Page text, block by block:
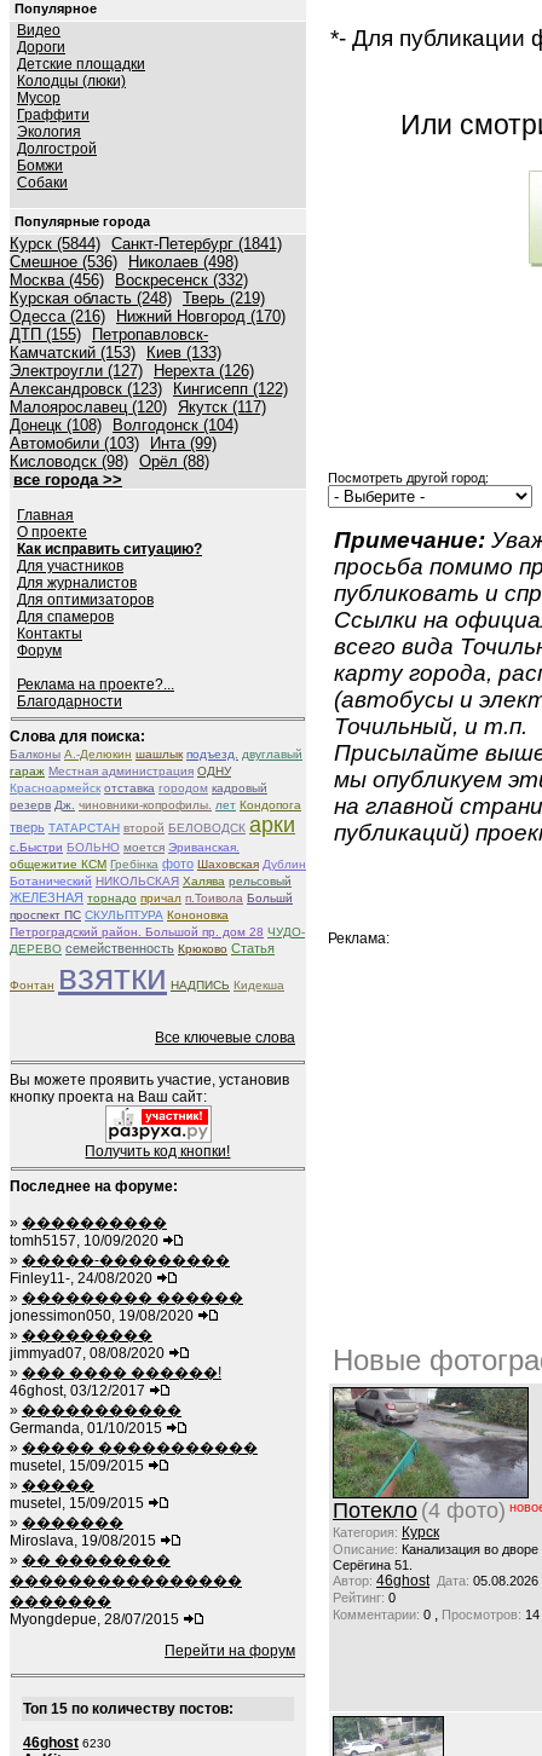
Популярное
Видео
Дороги
Детские площадки
Колодцы (люки)
Мусор
Граффити
Экология
Долгострой
Бомжи
Собаки
Популярные города
Курск (5844) Санкт-Петербург (1841)
Смешное (536)
Николаев (498)
Москва (456)
Воскресенск (332)
Курская область (248) Тверь (219)
Одесса (216)
Нижний Новгород (170)
ДТП (155)
Петропавловск-
Камчатский (153)
Киев (133)
Электроугли (127)
Нерехта (126)
Александровск (123)
Кингисепп (122)
Малоярославец (120) Якутск (117)
Донецк (108)
Волгодонск (104)
Автомобили (103)
Инта (99)
Кисловодск (98) Орёл (88)
все города >>
Главная
О проекте
Как исправить ситуацию?
Для участников
Для журналистов
Для оптимизаторов
Для спамеров
Контакты
Форум
Реклама на проекте?...
Благодарности
Слова для поиска:
Балконы А.-Делюкин шашлык подъезд.
двуглавый
гараж Местная администрация ОДНУ
Красноармейск отставка городом кадровый
резерв Дж. чиновники-копрофилы. лет Кондопога
тверь ТАТАРСТАН второй БЕЛОВОДСК арки
с.Быстри БОЛЬНО моется Эриванская.
общежитие КСМ Гребінка фото Шаховская Дублин
Ботанический НИКОЛЬСКАЯ Халява рельсовый
ЖЕЛЕЗНАЯ торнадо причал п.Тоивола Большй
проспект ПС СКУЛЬПТУРА Кононовка
Петроградский район. Большой пр. дом 28 ЧУДО-
ДЕРЕВО семейственность Крюково Статья
Фонтан взятки НАДПИСЬ Кидекша
Все ключевые слова
Вы можете проявить участие, установив
кнопку проекта на Ваш сайт:
Получить код кнопки!
Последнее на форуме:
» ����������
tomh5157, 10/09/2020
» �����-���������
Finley11-, 24/08/2020
» ��������� ������
jonessimon050, 19/08/2020
» ���������
jimmyad07, 08/08/2020
» ��� ���� ������!
46ghost, 03/12/2017
» �����������
Germanda, 01/10/2015
» ����� �����������
musetel, 15/09/2015
» �����
musetel, 15/09/2015
» �������
Miroslava, 19/08/2015
» �� ��������
����������������
�������
Myongdepue, 28/07/2015
Перейти на форум
Топ 15 по количеству постов:
46ghost 6230
*- Для публикации
Или
Посмотреть другой город:
Примечание:
просьба помимо
публиковать и
Ссылки на
всего вида
карту города,
(автобусы и
Точильный, и т.п.
Присылайте
мы опубликуем
на главной
публикаций)
Реклама:
Новые
Потекло (4 фото)
Категория: Курск
Описание: Канализация во
Серёгина 51.
Автор: 46ghost Дата: 05.08.2026
Рейтинг: 0
Комментарии: 0 , Просмотров: 14